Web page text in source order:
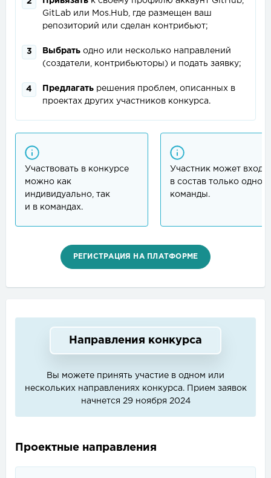
GitLab или Mos.Hub, где размещен ваш
репозиторий или сделан контрибьют;
3 Выбрать одно или несколько направлений
(создатели, контрибьюторы) и подать заявку;
4 Предлагать решения проблем, описанных в
проектах других участников конкурса.
Участвовать в конкурсе
можно как
индивидуально, так
и в командах.
Участник может
в состав только одной
команды.
РЕГИСТРАЦИЯ НА ПЛАТФОРМЕ
Направления конкурса
Вы можете принять участие в одном или
нескольких направлениях конкурса. Прием заявок
начнется 29 ноября 2024
Проектные направления